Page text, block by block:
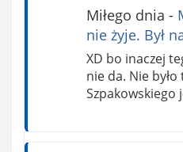
Miłego dnia -
nie żyje. Był
XD bo inaczej
nie da. Nie
Szpakowskiego